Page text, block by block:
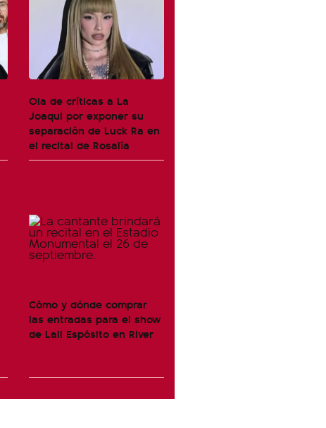
Ola de críticas a La
Joaqui por exponer su
separación de Luck Ra en
el recital de Rosalía
Cómo y dónde comprar
las entradas para el show
de Lali Espósito en River